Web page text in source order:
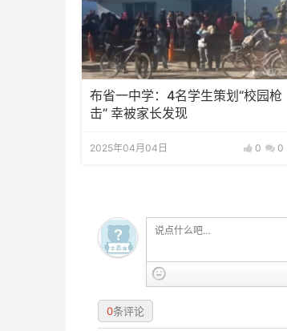
布省一中学：4名学生策划“校园枪
击” 幸被家长发现
2025年04月04日 0 0
0条评论